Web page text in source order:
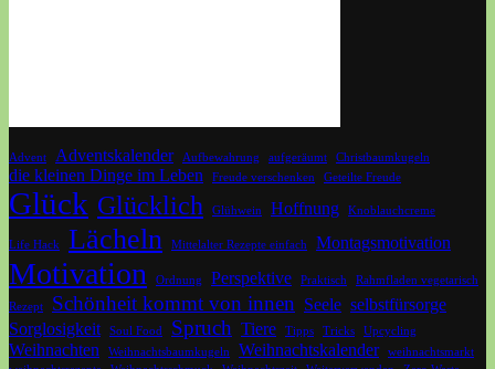
Advent Adventskalender Aufbewahrung aufgeräumt Christbaumkugeln
die kleinen Dinge im Leben Freude verschenken Geteilte Freude
Glück Glücklich Glühwein Hoffnung Knoblauchcreme
Life Hack Lächeln Mittelalter Rezepte einfach Montagsmotivation
Motivation Ordnung Perspektive Praktisch Rahmfladen vegetarisch
Rezept Schönheit kommt von innen Seele selbstfürsorge
Sorglosigkeit
Soul Food Spruch Tiere Tipps Tricks Upcycling
Weihnachten Weihnachtsbaumkugeln Weihnachtskalender
weihnachtsmarkt